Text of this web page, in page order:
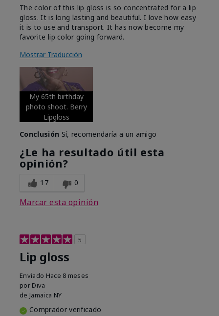
The color of this lip gloss is so concentrated for a lip
gloss. It is long lasting and beautiful. I love how easy
it is to use and transport. It has now become my
favorite lip color going forward.
Mostrar Traducción
My 65th birthday
photo shoot. Berry
Lipgloss
Conclusión Sí, recomendaría a un amigo
¿Le ha resultado útil esta
opinión?
17 0
Marcar esta opinión
5
Lip gloss
Enviado Hace 8 meses
por Diva
de Jamaica NY
Comprador verificado